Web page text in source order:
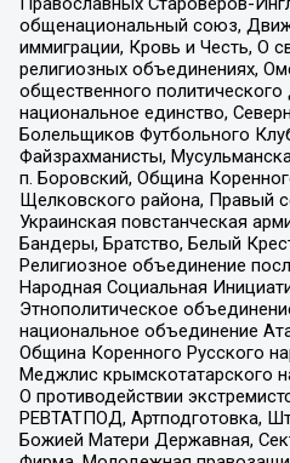
общенациональный союз,
иммиграции, Кровь и Честь, О
религиозных объединениях,
общественного
национальное единство,
Болельщиков Футбольного
Файзрахманисты,
п. Боровский, Община
Щелковского района, Правый
Украинская повстанческая
Бандеры, Братство, Белый
Религиозное объединение
Народная Социальная
Этнополитическое
национальное объединение
Община Коренного Русского
Меджлис крымскотатарского
О противодействии
РЕВТАТПОД, Артподготовка,
Божией Матери Державная,